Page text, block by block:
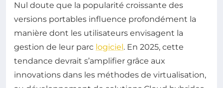
Nul doute que la popularité croissante des
versions portables influence profondément la
manière dont les utilisateurs envisagent la
gestion de leur parc logiciel. En 2025, cette
tendance devrait s’amplifier grâce aux
innovations dans les méthodes de virtualisation,